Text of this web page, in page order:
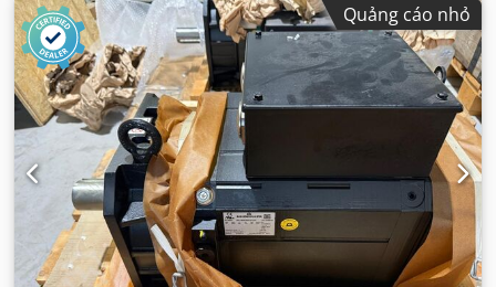
Quảng cáo nhỏ